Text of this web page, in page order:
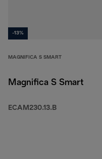
-13%
MAGNIFICA S SMART
Magnifica S Smart
ECAM230.13.B